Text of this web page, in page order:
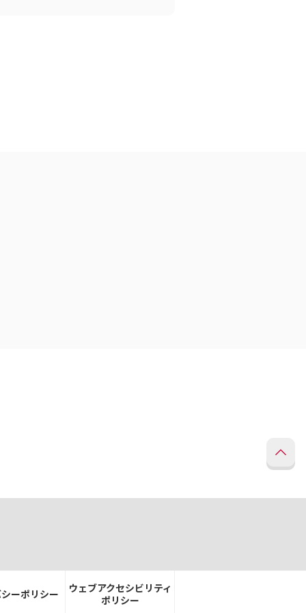
ーポリシー
ウェブアクセシビリティ
ポリシー